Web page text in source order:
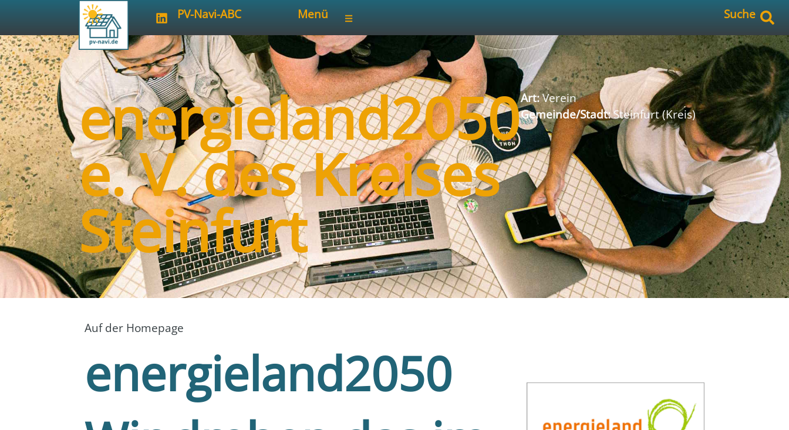
PV-Navi-ABC Menü Suche
energieland2050
e. V. des Kreises
Steinfurt
Art:Verein
Gemeinde/Stadt:Steinfurt (Kreis)
Auf der Home­page
energieland2050